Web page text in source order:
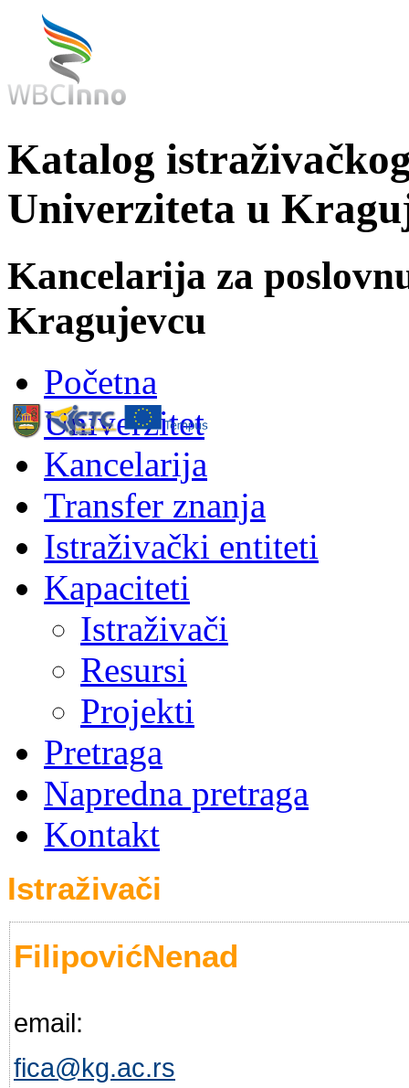
Katalog
Univerziteta u
Kancelarija za
Kragujevcu
Početna
Univerzitet
Kancelarija
Transfer znanja
Istraživački entiteti
Kapaciteti
Istraživači
Resursi
Projekti
Pretraga
Napredna pretraga
Kontakt
Istraživači
FilipovićNenad
email:
fica@kg.ac.rs